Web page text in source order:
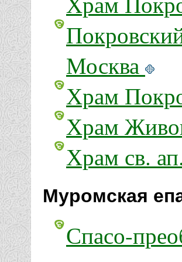
Москва
Храм
Храм
Храм св.
Муромская
Спасо-